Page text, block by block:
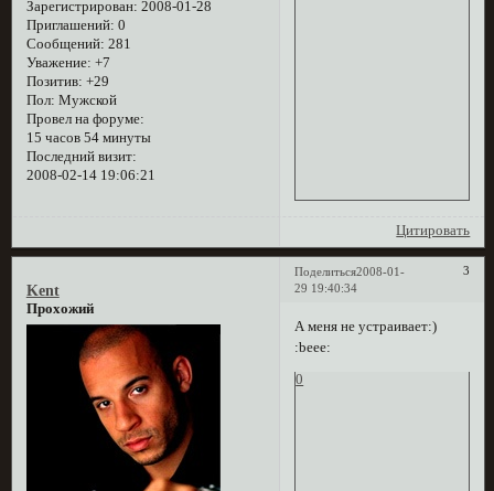
Зарегистрирован: 2008-01-28
Приглашений: 0
Сообщений: 281
Уважение: +7
Позитив: +29
Пол: Мужской
Провел на форуме:
15 часов 54 минуты
Последний визит:
2008-02-14 19:06:21
Цитировать
Поделиться 3
2008-01-
29 19:40:34
Kent
Прохожий
А меня не устраивает:)
:beee:
0